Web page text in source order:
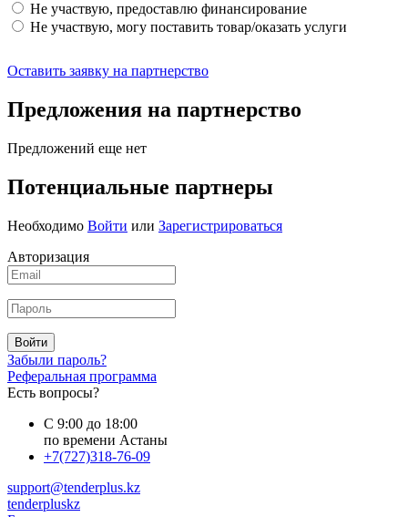
Не участвую, предоставлю финансирование
Не участвую, могу поставить товар/оказать услуги
Оставить заявку на партнерство
Предложения на партнерство
Предложений еще нет
Потенциальные партнеры
Необходимо Войти или Зарегистрироваться
Авторизация
Войти
Забыли пароль?
Реферальная программа
Есть вопросы?
С 9:00 до 18:00
по времени Астаны
+7(727)318-76-09
support@tenderplus.kz
tenderpluskz